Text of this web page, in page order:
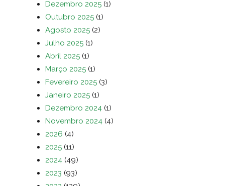
Dezembro 2025 (1)
Outubro 2025 (1)
Agosto 2025 (2)
Julho 2025 (1)
Abril 2025 (1)
Março 2025 (1)
Fevereiro 2025 (3)
Janeiro 2025 (1)
Dezembro 2024 (1)
Novembro 2024 (4)
2026 (4)
2025 (11)
2024 (49)
2023 (93)